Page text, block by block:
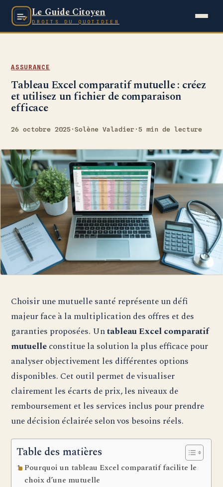
Le Guide Citoyen
DROITS DU QUOTIDIEN
ASSURANCE
Tableau Excel comparatif mutuelle : créez
et utilisez un fichier de comparaison
efficace
26 octobre 2025 ·Solène Valadier ·5 min de lecture
Choisir une mutuelle santé représente un défi
majeur face à la multiplication des offres et des
garanties proposées. Untableau Excel comparatif
mutuelleconstitue la solution la plus efficace pour
analyser objectivement les différentes options
disponibles. Cet outil permet de visualiser
clairement les écarts de prix, les niveaux de
remboursement et les services inclus pour prendre
une décision éclairée selon vos besoins réels.
Table des matières
Pourquoi un tableau Excel comparatif facilite le
choix d’une mutuelle